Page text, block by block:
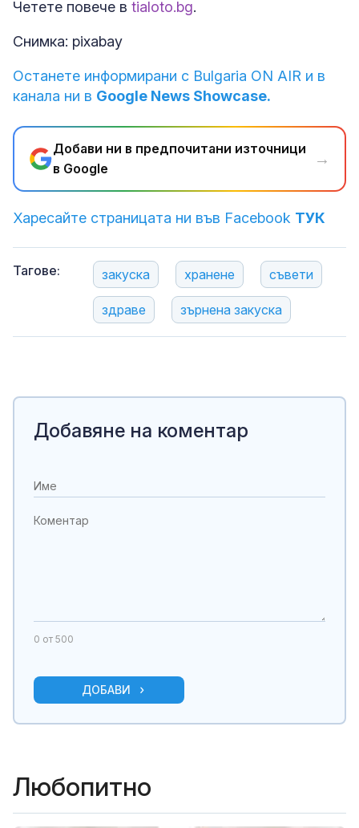
Четете повече в tialoto.bg.
Снимка: pixabay
Останете информирани с Bulgaria ON AIR и в
канала ни в Google News Showcase.
Добави ни в предпочитани източници
в Google
→
Харесайте страницата ни във Facebook ТУК
Тагове: закуска хранене съвети
здраве зърнена закуска
Добавяне на коментар
0 от 500
ДОБАВИ
Любопитно